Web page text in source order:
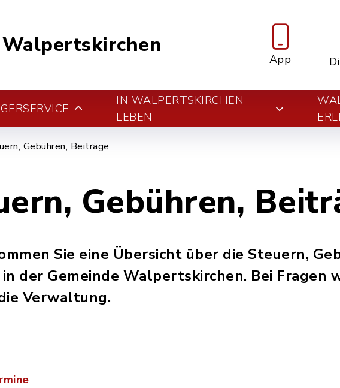
App
IN WALPERTSKIRCHEN
LEBEN
Gebühren, Beiträge
Gebühren,
Sie eine Übersicht über die Steuern,
der Gemeinde Walpertskirchen. Bei Fragen
Verwaltung.